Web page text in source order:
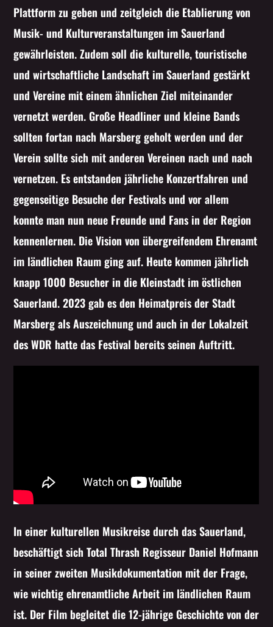
Plattform zu geben und zeitgleich die Etablierung von
Musik- und Kulturveranstaltungen im Sauerland
gewährleisten. Zudem soll die kulturelle, touristische
und wirtschaftliche Landschaft im Sauerland gestärkt
und Vereine mit einem ähnlichen Ziel miteinander
vernetzt werden. Große Headliner und kleine Bands
sollten fortan nach Marsberg geholt werden und der
Verein sollte sich mit anderen Vereinen nach und nach
vernetzen. Es entstanden jährliche Konzertfahren und
gegenseitige Besuche der Festivals und vor allem
konnte man nun neue Freunde und Fans in der Region
kennenlernen. Die Vision von übergreifendem Ehrenamt
im ländlichen Raum ging auf. Heute kommen jährlich
knapp 1000 Besucher in die Kleinstadt im östlichen
Sauerland. 2023 gab es den Heimatpreis der Stadt
Marsberg als Auszeichnung und auch in der Lokalzeit
des WDR hatte das Festival bereits seinen Auftritt.
In einer kulturellen Musikreise durch das Sauerland,
beschäftigt sich Total Thrash Regisseur Daniel Hofmann
in seiner zweiten Musikdokumentation mit der Frage,
wie wichtig ehrenamtliche Arbeit im ländlichen Raum
ist. Der Film begleitet die 12-jährige Geschichte von der